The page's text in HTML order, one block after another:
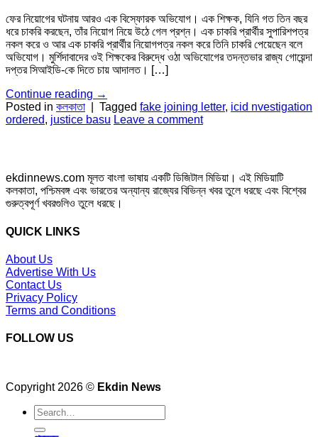
ফের নিয়োগের ঘটনায় আরও এক বিস্ফোরক অভিযোগ। এক শিক্ষক, যিনি গত তিন বছর
ধরে চাকরি করছেন, তাঁর নিয়োগ নিয়ে উঠে গেল প্রশ্ন। এক চাকরি প্রার্থীর সুপারিশপত্র
নকল করে ও আর এক চাকরি প্রার্থীর নিয়োগপত্র নকল করে তিনি চাকরি পেয়েছেন বলে
অভিযোগ। মুর্শিদাবাদের ওই শিক্ষকের বিরুদ্ধে ওঠা অভিযোগের তদন্তভার রাজ্য গোয়েন্দা
দপ্তর সিআইডি-কে দিতে চায় আদালত। […]
Continue reading →
Posted in কলকাতা Tagged fake joining letter, icid nvestigation
ordered, justice basu Leave a comment
ekdinnews.com মূলত বাংলা ভাষায় একটি ডিজিটাল মিডিয়া। এই মিডিয়াটি
কলকাতা, পশ্চিমবঙ্গ এবং ভারতের অন্যান্য রাজ্যের বিভিন্ন খবর তুলে ধরছে এবং বিশ্বের
গুরুত্বপূর্ণ খবরগুলিও তুলে ধরছে।
QUICK LINKS
About Us
Advertise With Us
Contact Us
Privacy Policy
Terms and Conditions
FOLLOW US
Copyright 2026 © Ekdin News